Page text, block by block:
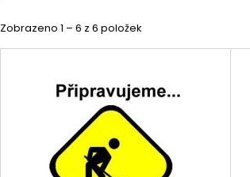
Zobrazeno 1 – 6 z 6 položek